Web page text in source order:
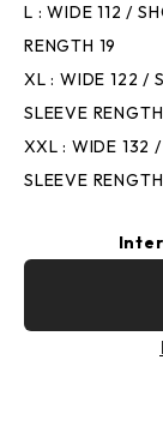
L : WIDE 112 /
RENGTH 19
XL : WIDE 122 /
SLEEVE
XXL : WIDE 132
SLEEVE